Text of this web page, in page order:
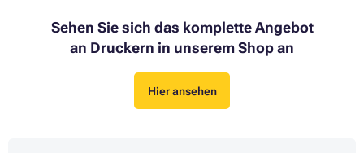
Sehen Sie sich das komplette Angebot
an Druckern in unserem Shop an
Hier ansehen